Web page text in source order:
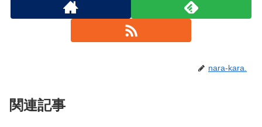
nara-kara.
関連記事